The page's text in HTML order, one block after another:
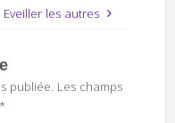
Eveiller les autres
publiée. Les champs
*